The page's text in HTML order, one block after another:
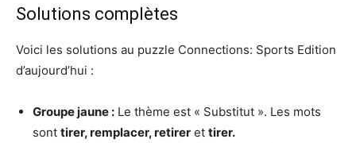
Solutions complètes
Voici les solutions au puzzle Connections: Sports Edition
d’aujourd’hui :
Groupe jaune : Le thème est « Substitut ». Les mots
sont tirer, remplacer, retirer et tirer.